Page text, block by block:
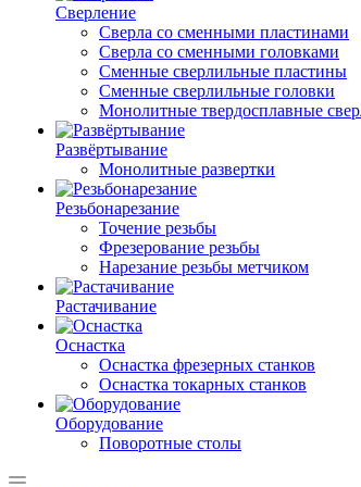
Сверление
Сверла со сменными пластинами
Сверла со сменными головками
Сменные сверлильные пластины
Сменные сверлильные головки
Монолитные твердосплавные
Развёртывание
Монолитные развертки
Резьбонарезание
Точение резьбы
Фрезерование резьбы
Нарезание резьбы метчиком
Растачивание
Оснастка
Оснастка фрезерных станков
Оснастка токарных станков
Оборудование
Поворотные столы